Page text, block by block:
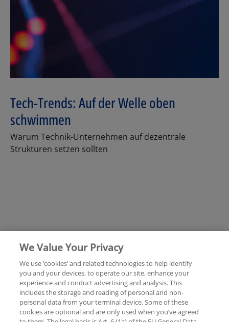
Tech-Trends: Auf der Welle oben
schwimmen
Warum Technik-Unternehmen auf dezentrale
Strukturen setzen sollten
Rechtliche Hinweise Datenschutzerklärung
Sitemap Hilfe Unternehmensangaben
We Value Your Privacy
We use ‘cookies’ and related technologies to help identify
you and your devices, to operate our site, enhance your
experience and conduct advertising and analysis. This
includes the storage and reading of personal and non-
personal data from your terminal device. Some of these
cookies are optional and are only used when you’ve agreed